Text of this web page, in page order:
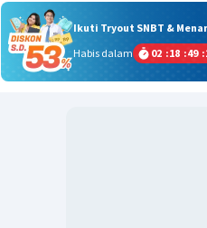
Ikuti Tryout SNBT &
Habis dalam
02 :18 :49 :